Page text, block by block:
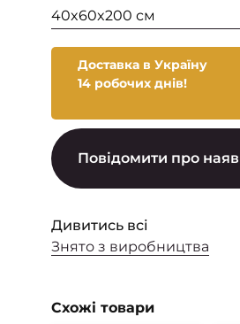
40x60x200 см
Доставка в Україну
14 робочих днів!
Повідомити про
Дивитись всі
Знято з виробництва
Схожі товари